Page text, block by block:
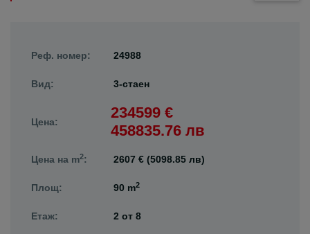
Реф. номер: 24988
Вид: 3-стаен
Цена:
234599 €
458835.76 лв
Цена на m2: 2607 € (5098.85 лв)
Площ: 90 m2
Етаж: 2 от 8